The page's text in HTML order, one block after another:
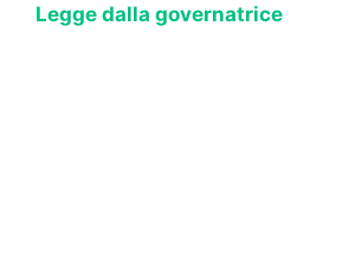
Legge dalla governatrice